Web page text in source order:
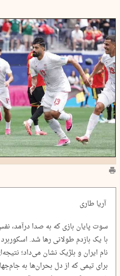
آریا طاری
سوت پایان بازی که به صدا درآمد،
با یک بازدم طولانی رها شد.
نام ایران و بلژیک نشان می‌داد؛